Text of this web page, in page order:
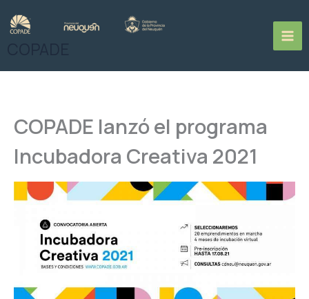
contenido
COPADE lanzó el programa
Incubadora Creativa 2021